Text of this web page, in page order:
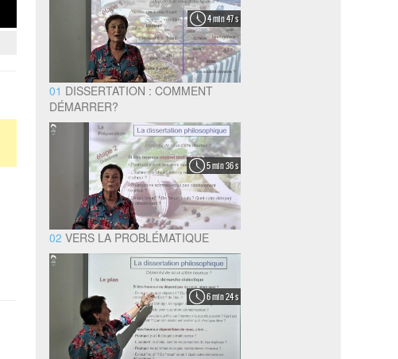
4 min 47 s
01 DISSERTATION : COMMENT
DÉMARRER?
5 min 36 s
02VERS LA PROBLÉMATIQUE
6 min 24 s